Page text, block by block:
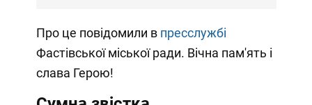
Про це повідомили в пресслужбі
Фастівської міської ради. Вічна пам'ять і
слава Герою!